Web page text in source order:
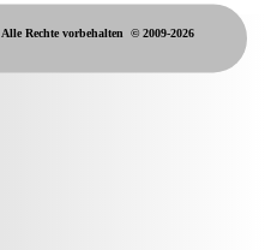
Alle Rechte vorbehalten © 2009-2026